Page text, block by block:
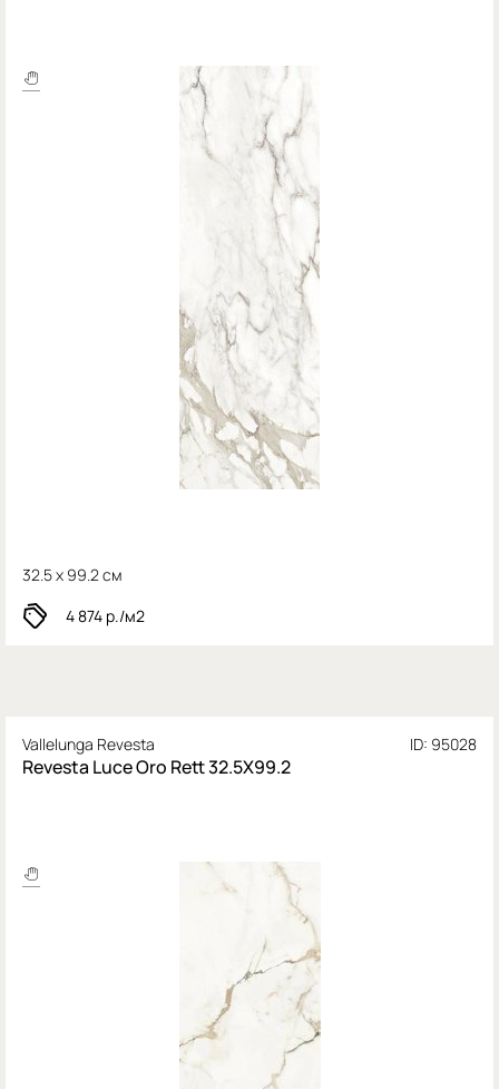
32.5 x 99.2 см
4 874 р./м2
Vallelunga Revesta ID: 95028
Revesta Luce Oro Rett 32.5X99.2